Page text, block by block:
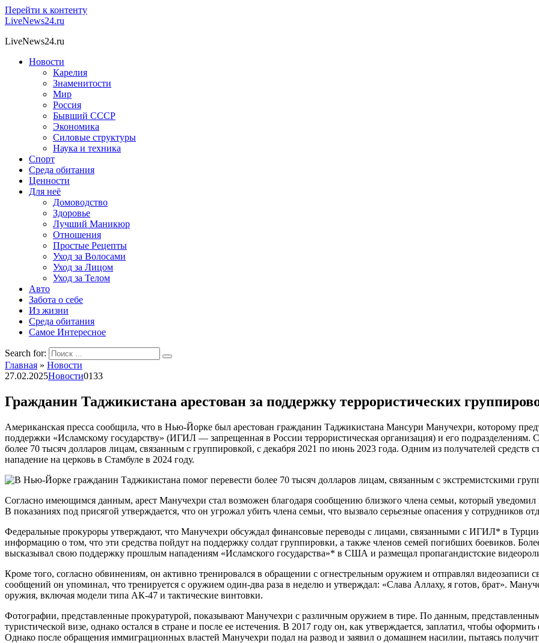
Перейти к контенту
LiveNews24.ru
LiveNews24.ru
Новости
Карелия
Знаменитости
Мир
Россия
Бывший СССР
Экономика
Силовые структуры
Наука и техника
Спорт
Среда обитания
Ценности
Для неё
Домоводство
Здоровье
Лучший Маникюр
Отношения
Простые Рецепты
Уход за Волосами
Уход за Лицом
Уход за Телом
Авто
Забота о себе
Из жизни
Среда обитания
Самое Интересное
Search for:
Главная » Новости
27.02.2025Новости0133
Гражданин Таджикистана арестован за поддержку террористических
Американская пресса сообщила, что в Нью-Йорке был арестован гражданин Таджикистана Мансури Манучехри, которому
поддержки «Исламскому государству» (ИГИЛ — запрещенная в России террористическая организация) и его
более 70 тысяч долларов лицам, связанным с группировкой, с декабря 2021 по июнь 2023 года. Одним из получателей средств
нападение на церковь в Стамбуле в 2024 году.
Согласно имеющимся данным, арест Манучехри стал возможен благодаря сообщению близкого члена семьи, который
В показаниях под присягой утверждается, что он угрожал убить члена семьи, что вызвало серьезные опасения у сотрудников
Федеральные прокуроры утверждают, что Манучехри обсуждал финансовые переводы с лицами, связанными с ИГИЛ* в
информацию о том, что эти средства пойдут на поддержку солдат группировки, а также членов семей погибших боевиков.
высказывал свою поддержку прошлым нападениям «Исламского государства»* в США и размещал пропагандистские
Кроме того, согласно обвинениям, он активно тренировался в обращении с огнестрельным оружием и отправлял
сообщений он упоминал, что тренируется с оружием один-два раза в неделю и утверждал: «Слава Аллаху, я готов, брат».
оружия, включая модели типа АК-47 и тактические винтовки.
Фотографии, представленные прокуратурой, показывают Манучехри с различным оружием в тире. По данным,
туристической визе, однако остался в стране и после ее истечения. В 2017 году он, как утверждается, заплатил, чтобы
Однако после обращения иммиграционных властей Манучехри подал на развод и заявил о домашнем насилии, пытаясь